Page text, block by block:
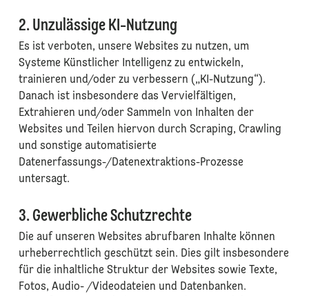
2. Unzulässige KI-Nutzung
Es ist verboten, unsere Websites zu nutzen, um
Systeme Künstlicher Intelligenz zu entwickeln,
trainieren und/oder zu verbessern („KI-Nutzung“).
Danach ist insbesondere das Vervielfältigen,
Extrahieren und/oder Sammeln von Inhalten der
Websites und Teilen hiervon durch Scraping, Crawling
und sonstige automatisierte
Datenerfassungs-/Datenextraktions-Prozesse
untersagt.
3. Gewerbliche Schutzrechte
Die auf unseren Websites abrufbaren Inhalte können
urheberrechtlich geschützt sein. Dies gilt insbesondere
für die inhaltliche Struktur der Websites sowie Texte,
Fotos, Audio- /Videodateien und Datenbanken.